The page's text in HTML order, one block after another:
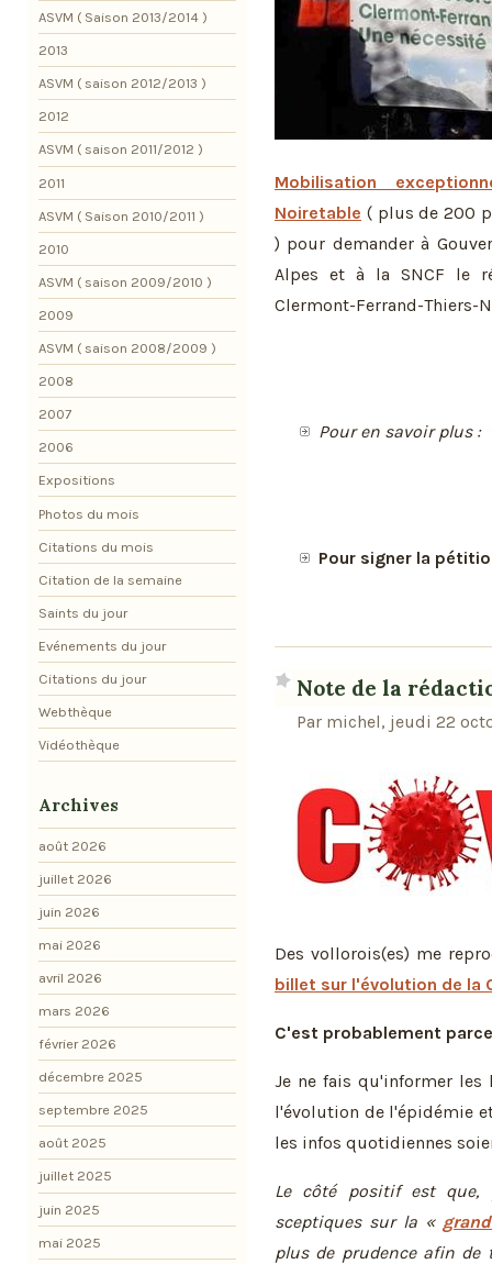
Mobilisation
Noiretable ( plus de 200
) pour demander à
Alpes et à la SNCF le
Clermont-Ferrand-Thiers-
Pour en savoir plus :
Pour signer la
Note de la
Par michel, jeudi 22
Des vollorois(es) me
billet sur l'évolution de la
C'est probablement
Je ne fais qu'informer les
l'évolution de l'épidémie
les infos quotidiennes
Le côté positif est que,
sceptiques sur la «
plus de prudence afin de
ASVM ( Saison 2013/2014 )
2013
ASVM ( saison 2012/2013 )
2012
ASVM ( saison 2011/2012 )
2011
ASVM ( Saison 2010/2011 )
2010
ASVM ( saison 2009/2010 )
2009
ASVM ( saison 2008/2009 )
2008
2007
2006
Expositions
Photos du mois
Citations du mois
Citation de la semaine
Saints du jour
Evénements du jour
Citations du jour
Webthèque
Vidéothèque
Archives
août 2026
juillet 2026
juin 2026
mai 2026
avril 2026
mars 2026
février 2026
décembre 2025
septembre 2025
août 2025
juillet 2025
juin 2025
mai 2025